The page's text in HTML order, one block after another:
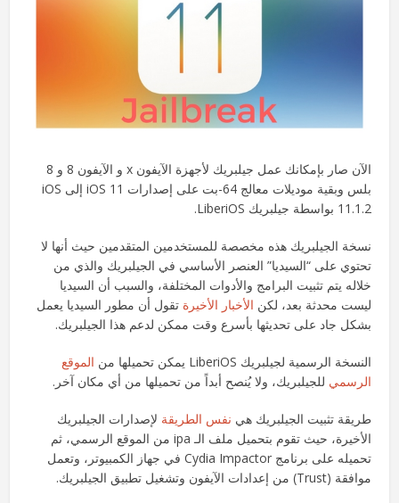
الآن صار بإمكانك عمل جيلبريك لأجهزة الآيفون x و الآيفون 8 و 8
بلس وبقية موديلات معالج 64-بت على إصدارات iOS 11 إلى iOS
11.1.2 بواسطة جيلبريك LiberiOS.
نسخة الجيلبريك هذه مخصصة للمستخدمين المتقدمين حيث أنها لا
تحتوي على “السيديا” العنصر الأساسي في الجيلبريك والذي من
خلاله يتم تثبيت البرامج والأدوات المختلفة، والسبب أن السيديا
ليست محدثة بعد، لكن الأخبار الأخيرة تقول أن مطور السيديا يعمل
بشكل جاد على تحديثها بأسرع وقت ممكن لدعم هذا الجيلبريك.
النسخة الرسمية لجيلبريك LiberiOS يمكن تحميلها من
الموقع
الرسمي للجيلبريك، ولا يُنصح أبداً من تحميلها من أي مكان آخر.
طريقة تثبيت الجيلبريك هي نفس الطريقة لإصدارات الجيلبريك
الأخيرة، حيث تقوم بتحميل ملف الـ ipa من الموقع الرسمي، ثم
تحميله على برنامج Cydia Impactor في جهاز الكمبيوتر، وتعمل
موافقة (Trust) من إعدادات الآيفون وتشغيل تطبيق الجيلبريك.